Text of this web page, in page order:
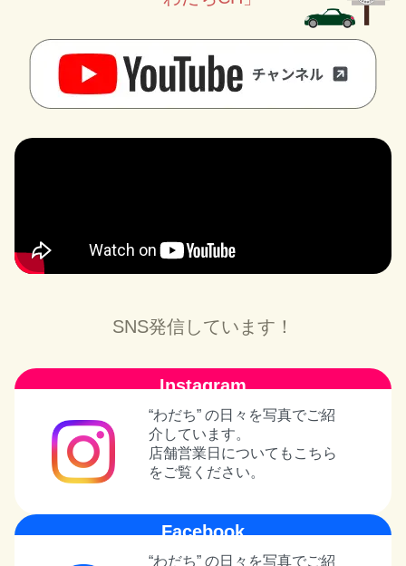
SNS発信しています！
Instagram
“わだち” の日々を写真でご紹
介しています。
店舗営業日についてもこちら
をご覧ください。
Facebook
“わだち” の日々を写真でご紹